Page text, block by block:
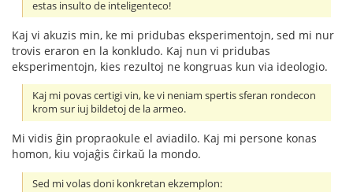
estas insulto de inteligenteco!
Kaj vi akuzis min, ke mi pridubas eksperimentojn, sed mi nur
trovis eraron en la konkludo. Kaj nun vi pridubas
eksperimentojn, kies rezultoj ne kongruas kun via ideologio.
Kaj mi povas certigi vin, ke vi neniam spertis sferan rondecon
krom sur iuj bildetoj de la armeo.
Mi vidis ĝin propraokule el aviadilo. Kaj mi persone konas
homon, kiu vojaĝis ĉirkaŭ la mondo.
Sed mi volas doni konkretan ekzemplon: